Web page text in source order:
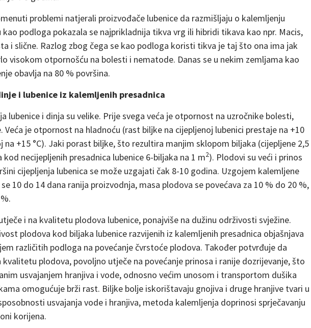
problemi natjerali proizvođače lubenice da razmišljaju o kalemljenju
kao podloga pokazala se najprikladnija tikva vrg ili hibridi tikava kao npr. Macis,
i slične. Razlog zbog čega se kao podloga koristi tikva je taj što ona ima jak
visokom otpornošću na bolesti i nematode. Danas se u nekim zemljama kao
obavlja na 80 % površina.
i lubenice iz kalemljenih presadnica
lubenice i dinja su velike. Prije svega veća je otpornost na uzročnike bolesti,
je otpornost na hladnoću (rast biljke na cijepljenoj lubenici prestaje na +10
na +15 °C). Jaki porast biljke, što rezultira manjim sklopom biljaka (cijepljene 2,5
kod necijepljenih presadnica lubenice 6-biljaka na 1 m2). Plodovi su veći i prinos
cijepljenja lubenica se može uzgajati čak 8-10 godina. Uzgojem kalemljene
10 do 14 dana ranija proizvodnja, masa plodova se povećava za 10 % do 20 %,
i na kvalitetu plodova lubenice, ponajviše na dužinu održivosti svježine.
plodova kod biljaka lubenice razvijenih iz kalemljenih presadnica objašnjava
različitih podloga na povećanje čvrstoće plodova. Također potvrđuje da
plodova, povoljno utječe na povećanje prinosa i ranije dozrijevanje, što
usvajanjem hranjiva i vode, odnosno većim unosom i transportom dušika
omogućuje brži rast. Biljke bolje iskorištavaju gnojiva i druge hranjive tvari u
usvajanja vode i hranjiva, metoda kalemljenja doprinosi sprječavanju
korijena.